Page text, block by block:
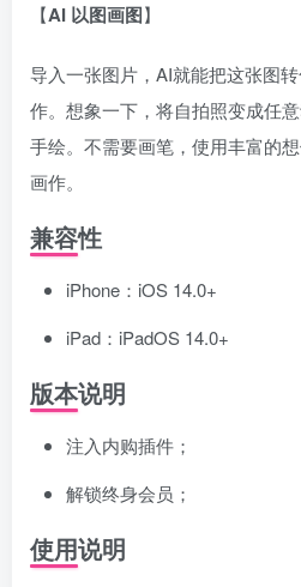
【AI 以图画图】
导入一张图片，AI就能把这张图
作。想象一下，将自拍照变成任
手绘。不需要画笔，使用丰富的
画作。
兼容性
iPhone：iOS 14.0+
iPad：iPadOS 14.0+
版本说明
注入内购插件；
解锁终身会员；
使用说明